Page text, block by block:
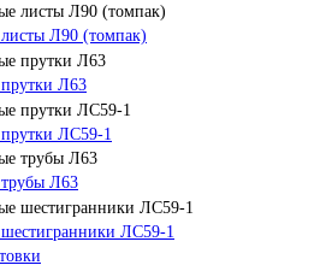
Л90 (томпак)
Л63
ЛС59-1
Л63
ЛС59-1